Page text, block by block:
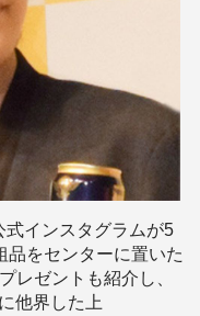
式インスタグラムが5
品をセンターに置いた
レゼントも紹介し、
他界した上